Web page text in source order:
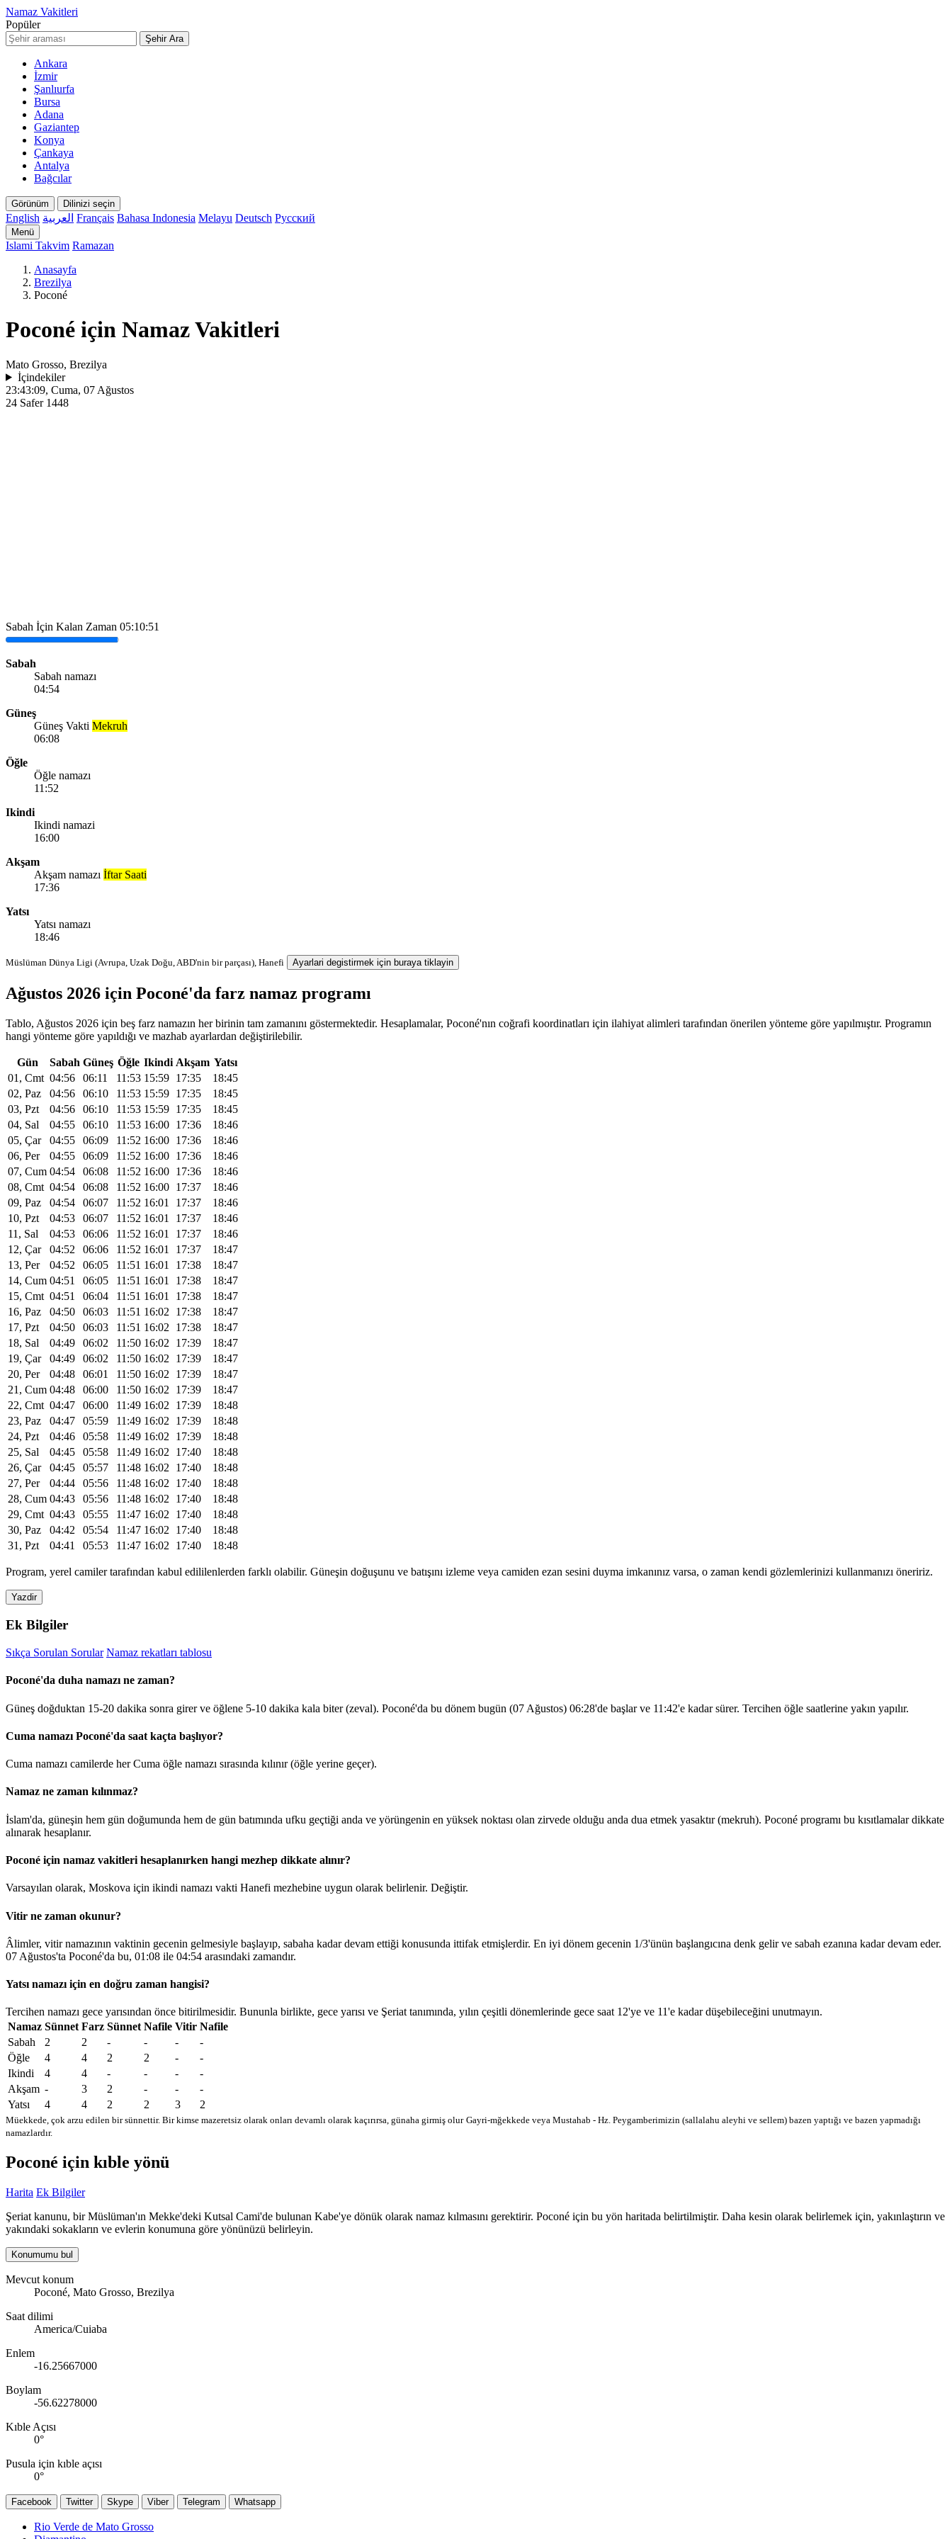
Namaz Vakitleri
Popüler
Şehir Ara
Ankara
İzmir
Şanlıurfa
Bursa
Adana
Gaziantep
Konya
Çankaya
Antalya
Bağcılar
Görünüm Dilinizi seçin
English العربية Français Bahasa Indonesia Melayu Deutsch Русский
Menü
Islami Takvim Ramazan
Anasayfa
Brezilya
Poconé
Poconé için Namaz Vakitleri
Mato Grosso, Brezilya
İçindekiler
23:43:09, Cuma, 07 Ağustos
24 Safer 1448
Sabah İçin Kalan Zaman 05:10:51
Sabah
Sabah namazı
04:54
Güneş
Güneş Vakti Mekruh
06:08
Öğle
Öğle namazı
11:52
Ikindi
Ikindi namazi
16:00
Akşam
Akşam namazı İftar Saati
17:36
Yatsı
Yatsı namazı
18:46
Müslüman Dünya Ligi (Avrupa, Uzak Doğu, ABD'nin bir parçası), Hanefi Ayarlari degistirmek için buraya tiklayin
Ağustos 2026 için Poconé'da farz namaz programı
Tablo, Ağustos 2026 için beş farz namazın her birinin tam zamanını göstermektedir. Hesaplamalar, Poconé'nın coğrafi koordinatları için ilahiyat alimleri tarafından önerilen yönteme göre yapılmıştır. Programın
hangi yönteme göre yapıldığı ve mazhab ayarlardan değiştirilebilir.
Gün Sabah Güneş Öğle Ikindi Akşam Yatsı
01, Cmt 04:56 06:11 11:53 15:59 17:35
18:45
02, Paz
04:56 06:10 11:53 15:59 17:35
18:45
03, Pzt
04:56 06:10 11:53 15:59 17:35
18:45
04, Sal
04:55 06:10 11:53 16:00 17:36
18:46
05, Çar
04:55 06:09 11:52 16:00 17:36
18:46
06, Per
04:55 06:09 11:52 16:00 17:36
18:46
07, Cum 04:54 06:08 11:52 16:00 17:36
18:46
08, Cmt 04:54 06:08 11:52 16:00 17:37
18:46
09, Paz
04:54 06:07 11:52 16:01 17:37
18:46
10, Pzt
04:53 06:07 11:52 16:01 17:37
18:46
11, Sal
04:53 06:06 11:52 16:01 17:37
18:46
12, Çar
04:52 06:06 11:52 16:01 17:37
18:47
13, Per
04:52 06:05 11:51 16:01 17:38
18:47
14, Cum 04:51 06:05 11:51 16:01 17:38
18:47
15, Cmt 04:51 06:04 11:51 16:01 17:38
18:47
16, Paz
04:50 06:03 11:51 16:02 17:38
18:47
17, Pzt
04:50 06:03 11:51 16:02 17:38
18:47
18, Sal
04:49 06:02 11:50 16:02 17:39
18:47
19, Çar
04:49 06:02 11:50 16:02 17:39
18:47
20, Per
04:48 06:01 11:50 16:02 17:39
18:47
21, Cum 04:48 06:00 11:50 16:02 17:39
18:47
22, Cmt 04:47 06:00 11:49 16:02 17:39
18:48
23, Paz
04:47 05:59 11:49 16:02 17:39
18:48
24, Pzt
04:46 05:58 11:49 16:02 17:39
18:48
25, Sal
04:45 05:58 11:49 16:02 17:40
18:48
26, Çar
04:45 05:57 11:48 16:02 17:40
18:48
27, Per
04:44 05:56 11:48 16:02 17:40
18:48
28, Cum 04:43 05:56 11:48 16:02 17:40
18:48
29, Cmt 04:43 05:55 11:47 16:02 17:40
18:48
30, Paz
04:42 05:54 11:47 16:02 17:40
18:48
31, Pzt
04:41 05:53 11:47 16:02 17:40 18:48
Program, yerel camiler tarafından kabul edililenlerden farklı olabilir. Güneşin doğuşunu ve batışını izleme veya camiden ezan sesini duyma imkanınız varsa, o zaman kendi gözlemlerinizi kullanmanızı öneririz.
Yazdir
Ek Bilgiler
Sıkça Sorulan Sorular Namaz rekatları tablosu
Poconé'da duha namazı ne zaman?
Güneş doğduktan 15-20 dakika sonra girer ve öğlene 5-10 dakika kala biter (zeval). Poconé'da bu dönem bugün (07 Ağustos) 06:28'de başlar ve 11:42'e kadar sürer. Tercihen öğle saatlerine yakın yapılır.
Cuma namazı Poconé'da saat kaçta başlıyor?
Cuma namazı camilerde her Cuma öğle namazı sırasında kılınır (öğle yerine geçer).
Namaz ne zaman kılınmaz?
İslam'da, güneşin hem gün doğumunda hem de gün batımında ufku geçtiği anda ve yörüngenin en yüksek noktası olan zirvede olduğu anda dua etmek yasaktır (mekruh). Poconé programı bu kısıtlamalar dikkate
alınarak hesaplanır.
Poconé için namaz vakitleri hesaplanırken hangi mezhep dikkate alınır?
Varsayılan olarak, Moskova için ikindi namazı vakti Hanefi mezhebine uygun olarak belirlenir. Değiştir.
Vitir ne zaman okunur?
Âlimler, vitir namazının vaktinin gecenin gelmesiyle başlayıp, sabaha kadar devam ettiği konusunda ittifak etmişlerdir. En iyi dönem gecenin 1/3'ünün başlangıcına denk gelir ve sabah ezanına kadar devam eder.
07 Ağustos'ta Poconé'da bu, 01:08 ile 04:54 arasındaki zamandır.
Yatsı namazı için en doğru zaman hangisi?
Tercihen namazı gece yarısından önce bitirilmesidir. Bununla birlikte, gece yarısı ve Şeriat tanımında, yılın çeşitli dönemlerinde gece saat 12'ye ve 11'e kadar düşebileceğini unutmayın.
Namaz Sünnet Farz Sünnet Nafile Vitir Nafile
Sabah
2 2 - - -
-
Öğle
4 4 2 2 -
-
Ikindi
4 4 - - -
-
Akşam - 3 2 - -
-
Yatsı
4 4 2 2 3 2
Müekkede, çok arzu edilen bir sünnettir. Bir kimse mazeretsiz olarak onları devamlı olarak kaçırırsa, günaha girmiş olur Gayri-mğekkede veya Mustahab - Hz. Peygamberimizin (sallalahu aleyhi ve sellem) bazen yaptığı ve bazen yapmadığı
namazlardır.
Poconé için kıble yönü
Harita Ek Bilgiler
Şeriat kanunu, bir Müslüman'ın Mekke'deki Kutsal Cami'de bulunan Kabe'ye dönük olarak namaz kılmasını gerektirir. Poconé için bu yön haritada belirtilmiştir. Daha kesin olarak belirlemek için, yakınlaştırın ve
yakındaki sokakların ve evlerin konumuna göre yönünüzü belirleyin.
Konumumu bul
Mevcut konum
Poconé, Mato Grosso, Brezilya
Saat dilimi
America/Cuiaba
Enlem
-16.25667000
Boylam
-56.62278000
Kıble Açısı
0°
Pusula için kıble açısı
0°
Facebook Twitter Skype Viber Telegram Whatsapp
Rio Verde de Mato Grosso